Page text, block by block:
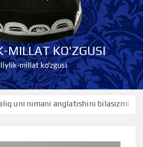
MILLAT KO'ZGUSI
millat ko'zgusi
nimani anglatishini bilasizmi